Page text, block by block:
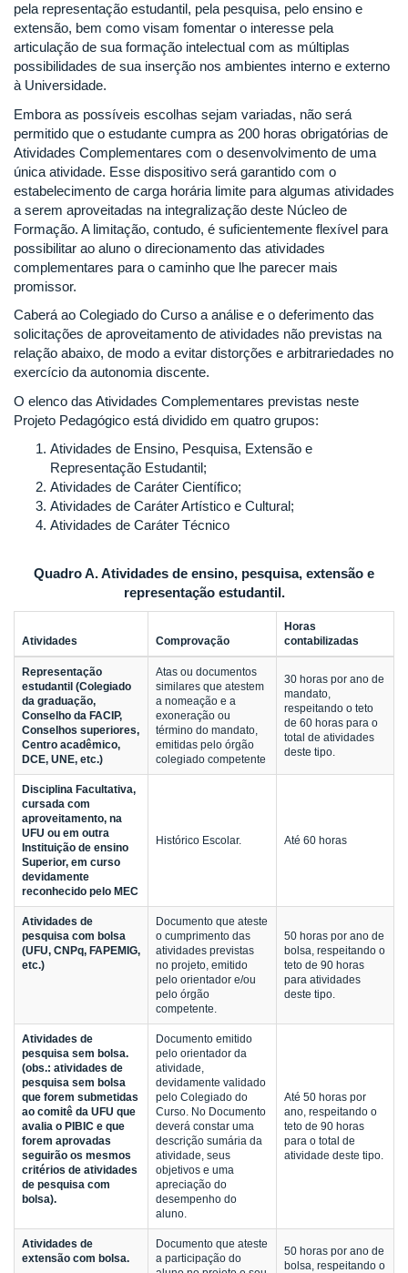
pela representação estudantil, pela pesquisa, pelo ensino e
extensão, bem como visam fomentar o interesse pela
articulação de sua formação intelectual com as múltiplas
possibilidades de sua inserção nos ambientes interno e externo
à Universidade.
Embora as possíveis escolhas sejam variadas, não será
permitido que o estudante cumpra as 200 horas obrigatórias de
Atividades Complementares com o desenvolvimento de uma
única atividade. Esse dispositivo será garantido com o
estabelecimento de carga horária limite para algumas atividades
a serem aproveitadas na integralização deste Núcleo de
Formação. A limitação, contudo, é suficientemente flexível para
possibilitar ao aluno o direcionamento das atividades
complementares para o caminho que lhe parecer mais
promissor.
Caberá ao Colegiado do Curso a análise e o deferimento das
solicitações de aproveitamento de atividades não previstas na
relação abaixo, de modo a evitar distorções e arbitrariedades no
exercício da autonomia discente.
O elenco das Atividades Complementares previstas neste
Projeto Pedagógico está dividido em quatro grupos:
Atividades de Ensino, Pesquisa, Extensão e
Representação Estudantil;
Atividades de Caráter Científico;
Atividades de Caráter Artístico e Cultural;
Atividades de Caráter Técnico
Quadro A. Atividades de ensino, pesquisa, extensão e
representação estudantil.
Atividades Comprovação
Horas
contabilizadas
Representação
estudantil (Colegiado
da graduação,
Conselho da FACIP,
Conselhos superiores,
Centro acadêmico,
DCE, UNE, etc.)
Atas ou documentos
similares que atestem
a nomeação e a
exoneração ou
término do mandato,
emitidas pelo órgão
colegiado competente
30 horas por ano de
mandato,
respeitando o teto
de 60 horas para o
total de atividades
deste tipo.
Disciplina Facultativa,
cursada com
aproveitamento, na
UFU ou em outra
Instituição de ensino
Superior, em curso
devidamente
reconhecido pelo MEC
Histórico Escolar. Até 60 horas
Atividades de
pesquisa com bolsa
(UFU, CNPq, FAPEMIG,
etc.)
Documento que ateste
o cumprimento das
atividades previstas
no projeto, emitido
pelo orientador e/ou
pelo órgão
competente.
50 horas por ano de
bolsa, respeitando o
teto de 90 horas
para atividades
deste tipo.
Atividades de
pesquisa sem bolsa.
(obs.: atividades de
pesquisa sem bolsa
que forem submetidas
ao comitê da UFU que
avalia o PIBIC e que
forem aprovadas
seguirão os mesmos
critérios de atividades
de pesquisa com
bolsa).
Documento emitido
pelo orientador da
atividade,
devidamente validado
pelo Colegiado do
Curso. No Documento
deverá constar uma
descrição sumária da
atividade, seus
objetivos e uma
apreciação do
desempenho do
aluno.
Até 50 horas por
ano, respeitando o
teto de 90 horas
para o total de
atividade deste tipo.
Atividades de
extensão com bolsa.
Documento que ateste
a participação do
50 horas por ano de
bolsa, respeitando o